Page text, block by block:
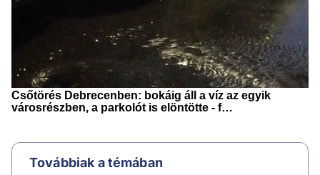
Továbbiak a témában